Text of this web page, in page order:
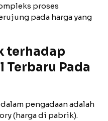
proses
pada harga yang
terhadap
Pada
pengadaan adalah
(harga di pabrik).